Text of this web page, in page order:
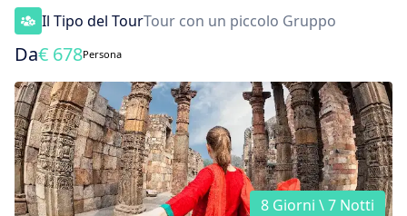
Il Tipo del TourTour con un piccolo Gruppo
Da€ 678Persona
8 Giorni \ 7 Notti